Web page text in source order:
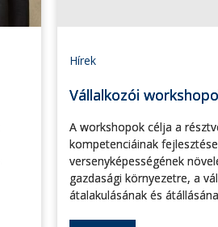
Hírek
Vállalkozói
A workshopok célja a
kompetenciáinak
versenyképességének
gazdasági környezetre, a
átalakulásának és